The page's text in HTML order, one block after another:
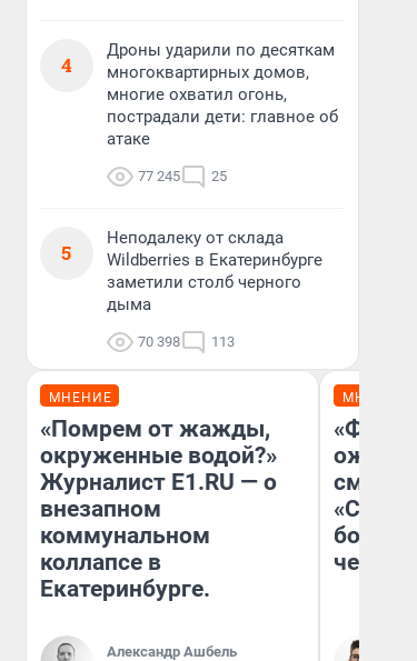
4
Дроны ударили по десяткам
многоквартирных домов,
многие охватил огонь,
пострадали дети: главное об
атаке
77 245 25
5
Неподалеку от склада
Wildberries в Екатеринбурге
заметили столб черного
дыма
70 398 113
МНЕНИЕ
«Помрем от жажды,
окруженные водой?»
Журналист E1.RU — о
внезапном
коммунальном
коллапсе в
Екатеринбурге.
Александр Ашбель
МНЕНИЕ